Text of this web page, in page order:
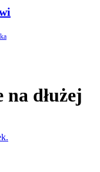
dłużej